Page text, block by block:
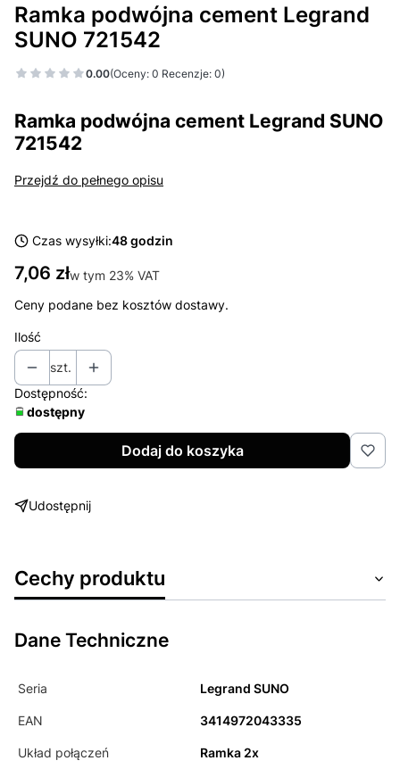
Ramka podwójna cement Legrand
SUNO 721542
0.00(Oceny: 0 Recenzje: 0)
Ramka podwójna cement Legrand SUNO
721542
Przejdź do pełnego opisu
Czas wysyłki:48 godzin
Cena
7,06 złw tym 23% VAT
w tym 23% VAT
Ceny podane bez kosztów dostawy.
Ilość
szt.
Dostępność:
dostępny
Dodaj do koszyka
Udostępnij
Cechy produktu
Dane Techniczne
Seria Legrand SUNO
EAN 3414972043335
Układ połączeń Ramka 2x